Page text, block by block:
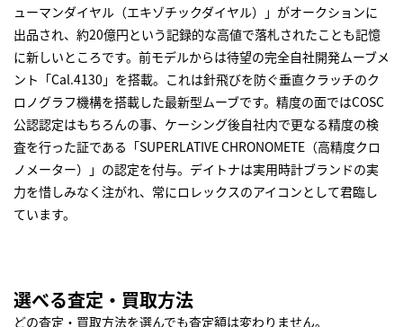
ューマンダイヤル（エキゾチックダイヤル）」がオークションに
出品され、約20億円という記録的な高値で落札されたことも記憶
に新しいところです。前モデルからは待望の完全自社開発ムーブメ
ント「Cal.4130」を搭載。これは針飛びを防ぐ垂直クラッチのク
ロノグラフ機構を搭載した最新型ムーブです。精度の面ではCOSC
公認認定はもちろんの事、ケーシング後自社内で更なる精度の検
査を行った証である「SUPERLATIVE CHRONOMETE（高精度クロ
ノメーター）」の認定を付与。デイトナは実用時計ブランドの実
力を惜しみなく注がれ、常にロレックスのアイコンとして君臨し
ています。
選べる査定・買取方法
どの査定・買取方法を選んでも査定額は変わりません。